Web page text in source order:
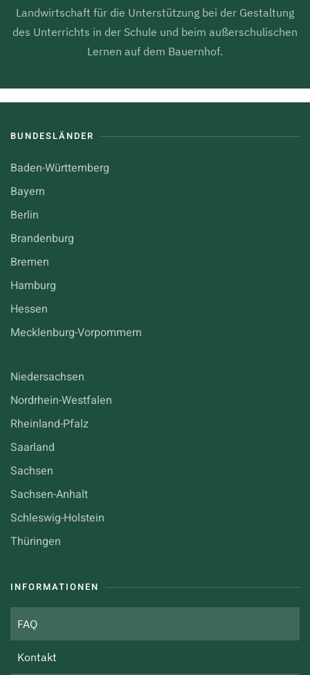
Landwirtschaft für die Unterstützung bei der Gestaltung
des Unterrichts in der Schule und beim außerschulischen
Lernen auf dem Bauernhof.
BUNDESLÄNDER
Baden-Württemberg
Bayern
Berlin
Brandenburg
Bremen
Hamburg
Hessen
Mecklenburg-Vorpommern
Niedersachsen
Nordrhein-Westfalen
Rheinland-Pfalz
Saarland
Sachsen
Sachsen-Anhalt
Schleswig-Holstein
Thüringen
INFORMATIONEN
FAQ
Kontakt